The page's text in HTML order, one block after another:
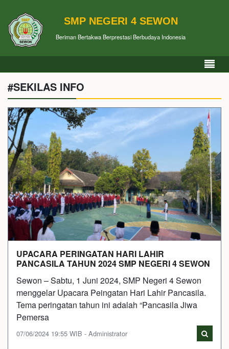
SMP NEGERI 4 SEWON
Beriman Bertakwa Berprestasi Berbudaya Indonesia
#SEKILAS INFO
UPACARA PERINGATAN HARI LAHIR
PANCASILA TAHUN 2024 SMP NEGERI 4 SEWON
Sewon – Sabtu, 1 Juni 2024, SMP Negeri 4 Sewon
menggelar Upacara Peingatan Hari Lahir Pancasila.
Tema peringatan tahun ini adalah “Pancasila Jiwa
Pemersa
07/06/2024 19:55 WIB - Administrator